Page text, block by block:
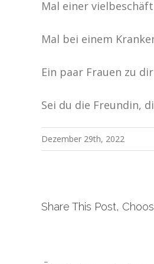
Mal einer
Mal bei einem
Ein paar Frauen zu
Sei du die Freundin,
Dezember 29th, 2022
Share This Post,